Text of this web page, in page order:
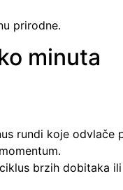
prirodne.
minuta
rundi koje odvlače
brzih dobitaka